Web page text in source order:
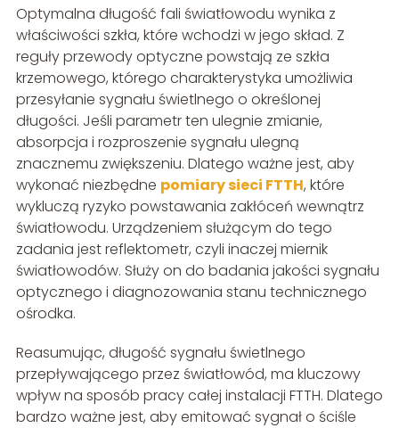
Optymalna długość fali światłowodu wynika z
właściwości szkła, które wchodzi w jego skład. Z
reguły przewody optyczne powstają ze szkła
krzemowego, którego charakterystyka umożliwia
przesyłanie sygnału świetlnego o określonej
długości. Jeśli parametr ten ulegnie zmianie,
absorpcja i rozproszenie sygnału ulegną
znacznemu zwiększeniu. Dlatego ważne jest, aby
wykonać niezbędne pomiary sieci FTTH, które
wykluczą ryzyko powstawania zakłóceń wewnątrz
światłowodu. Urządzeniem służącym do tego
zadania jest reflektometr, czyli inaczej miernik
światłowodów. Służy on do badania jakości sygnału
optycznego i diagnozowania stanu technicznego
ośrodka.
Reasumując, długość sygnału świetlnego
przepływającego przez światłowód, ma kluczowy
wpływ na sposób pracy całej instalacji FTTH. Dlatego
bardzo ważne jest, aby emitować sygnał o ściśle